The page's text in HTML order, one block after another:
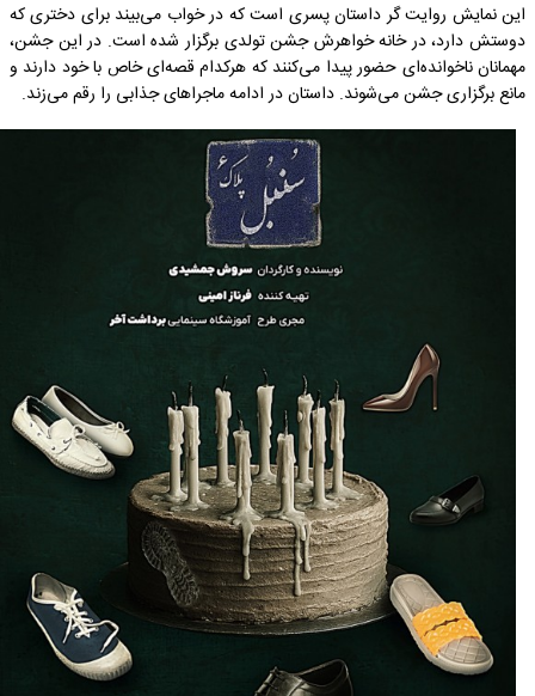
این نمایش روایت گر داستان پسری است که در خواب می‌بیند برای دختری که
دوستش دارد، در خانه خواهرش جشن تولدی برگزار شده است. در این جشن،
مهمانان ناخوانده‌ای حضور پیدا می‌کنند که هرکدام قصه‌ای خاص با خود دارند و
مانع برگزاری جشن می‌شوند. داستان در ادامه ماجراهای جذابی را رقم می‌زند.